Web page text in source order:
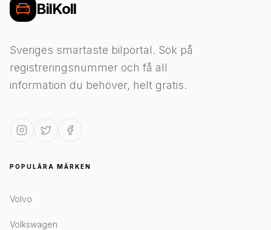
BilKoll
Sveriges smartaste bilportal. Sök på
registreringsnummer och få all
information du behöver, helt gratis.
POPULÄRA MÄRKEN
Volvo
Volkswagen